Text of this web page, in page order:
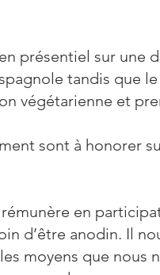
présentiel sur une
tandis que
végétarienne et
sont à honorer
rémunère en
d’être anodin. Il
moyens que nous